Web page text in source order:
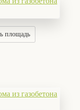
площадь